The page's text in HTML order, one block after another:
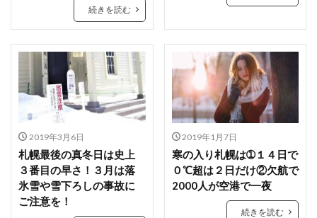
続きを読む
2019年3月6日
札幌最後の真冬日は史上
３番目の早さ！３月は落
氷雪や雪下ろしの事故に
ご注意を！
2019年1月7日
寒の入り札幌は➀１４日で
０℃超は２日だけ②欠航で
2000人が空港で一夜
続きを読む